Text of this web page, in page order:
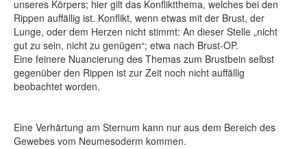
unseres Körpers; hier gilt das Konfliktthema, welches bei den
Rippen auffällig ist. Konflikt, wenn etwas mit der Brust, der
Lunge, oder dem Herzen nicht stimmt: An dieser Stelle „nicht
gut zu sein, nicht zu genügen“; etwa nach Brust-OP.
Eine feinere Nuancierung des Themas zum Brustbein selbst
gegenüber den Rippen ist zur Zeit noch nicht auffällig
beobachtet worden.
Eine Verhärtung am Sternum kann nur aus dem Bereich des
Gewebes vom Neumesoderm kommen.